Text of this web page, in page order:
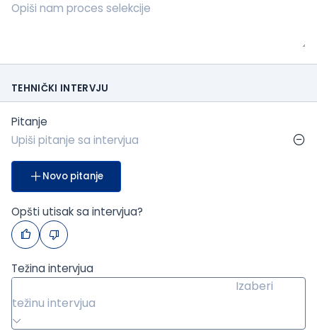
TEHNIČKI INTERVJU
Pitanje
Novo pitanje
Opšti utisak sa intervjua?
Težina intervjua
Izaberi
težinu intervjua